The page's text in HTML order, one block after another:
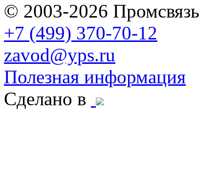
© 2003-2026 Промсвязь
+7 (499) 370-70-12
zavod@yps.ru
Полезная информация
Сделано в